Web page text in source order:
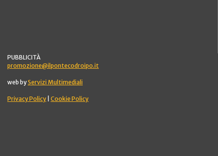
PUBBLICITÀ
promozione@ilpontecodroipo.it
web byServizi Multimediali
Privacy Policy Cookie Policy